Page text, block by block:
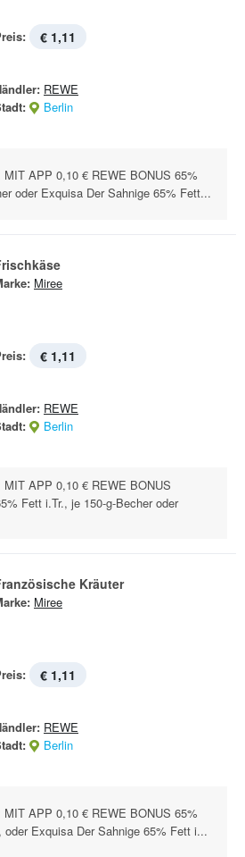
€ 1,11
REWE
Berlin
MIT APP 0,10 € REWE BONUS 65%
oder Exquisa Der Sahnige 65% Fett...
Miree
€ 1,11
REWE
Berlin
MIT APP 0,10 € REWE BONUS
Fett i.Tr., je 150-g-Becher oder
Kräuter
Miree
€ 1,11
REWE
Berlin
MIT APP 0,10 € REWE BONUS 65%
oder Exquisa Der Sahnige 65% Fett i...